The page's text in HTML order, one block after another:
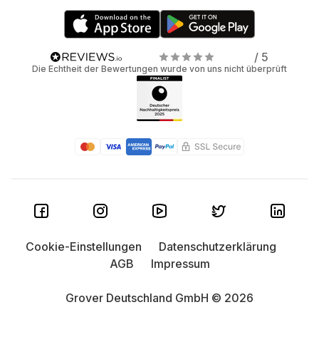
/ 5
Die Echtheit der Bewertungen wurde von uns nicht überprüft
Grover Deutschland GmbH © 2026
Cookie-Einstellungen
Datenschutzerklärung
AGB
Impressum